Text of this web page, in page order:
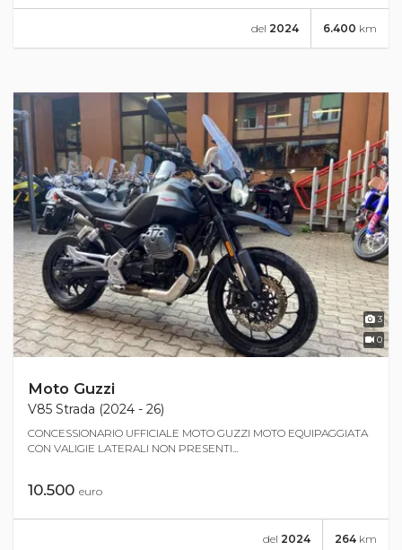
6.400 km
del 2024
3
0
Moto Guzzi
V85 Strada (2024 - 26)
CONCESSIONARIO UFFICIALE MOTO GUZZI MOTO EQUIPAGGIATA
CON VALIGIE LATERALI NON PRESENTI...
10.500 euro
264 km
del 2024